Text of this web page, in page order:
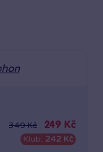
349 Kč 249 Kč
Klub: 242 Kč